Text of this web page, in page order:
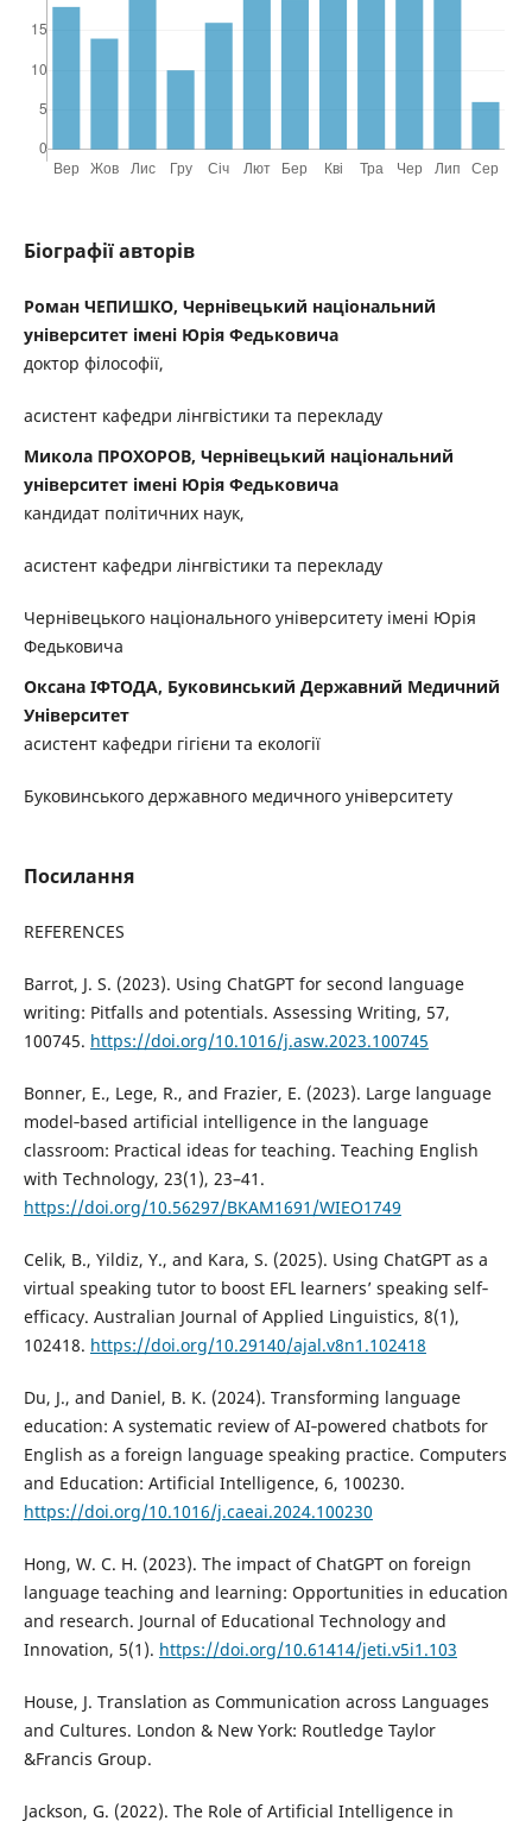
Біографії авторів
Роман ЧЕПИШКО, Чернівецький національний
університет імені Юрія Федьковича
доктор філософії,
асистент кафедри лінгвістики та перекладу
Микола ПРОХОРОВ, Чернівецький національний
університет імені Юрія Федьковича
кандидат політичних наук,
асистент кафедри лінгвістики та перекладу
Чернівецького національного університету імені Юрія
Федьковича
Оксана ІФТОДА, Буковинський Державний Медичний
Університет
асистент кафедри гігієни та екології
Буковинського державного медичного університету
Посилання
REFERENCES
Barrot, J. S. (2023). Using ChatGPT for second language
writing: Pitfalls and potentials. Assessing Writing, 57,
100745. https://doi.org/10.1016/j.asw.2023.100745
Bonner, E., Lege, R., and Frazier, E. (2023). Large language
model‐based artificial intelligence in the language
classroom: Practical ideas for teaching. Teaching English
with Technology, 23(1), 23–41.
https://doi.org/10.56297/BKAM1691/WIEO1749
Celik, B., Yildiz, Y., and Kara, S. (2025). Using ChatGPT as a
virtual speaking tutor to boost EFL learners’ speaking self‐
efficacy. Australian Journal of Applied Linguistics, 8(1),
102418. https://doi.org/10.29140/ajal.v8n1.102418
Du, J., and Daniel, B. K. (2024). Transforming language
education: A systematic review of AI‐powered chatbots for
English as a foreign language speaking practice. Computers
and Education: Artificial Intelligence, 6, 100230.
https://doi.org/10.1016/j.caeai.2024.100230
Hong, W. C. H. (2023). The impact of ChatGPT on foreign
language teaching and learning: Opportunities in education
and research. Journal of Educational Technology and
Innovation, 5(1). https://doi.org/10.61414/jeti.v5i1.103
House, J. Translation as Communication across Languages
and Cultures. London & New York: Routledge Taylor
&Francis Group.
Jackson, G. (2022). The Role of Artificial Intelligence in